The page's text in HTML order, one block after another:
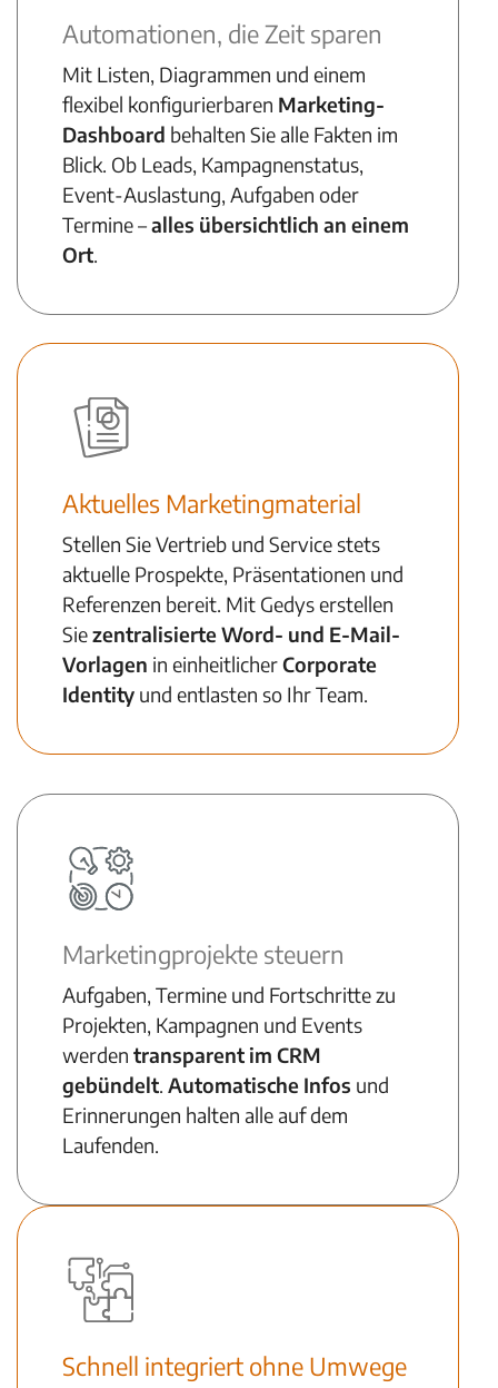
Automationen, die Zeit sparen
Mit Listen, Diagrammen und einem
flexibel konfigurierbaren Marketing-
Dashboard behalten Sie alle Fakten im
Blick. Ob Leads, Kampagnenstatus,
Event-Auslastung, Aufgaben oder
Termine –alles übersichtlich an einem
Ort.
Aktuelles Marketingmaterial
Stellen Sie Vertrieb und Service stets
aktuelle Prospekte, Präsentationen und
Referenzen bereit. Mit Gedys erstellen
Siezentralisierte Word- und E-Mail-
Vorlagen in einheitlicherCorporate
Identity und entlasten so Ihr Team.
Marketingprojekte steuern
Aufgaben, Termine und Fortschritte zu
Projekten, Kampagnen und Events
werden transparent im CRM
gebündelt. Automatische Infos und
Erinnerungen halten alle auf dem
Laufenden.
Schnell integriert ohne Umwege